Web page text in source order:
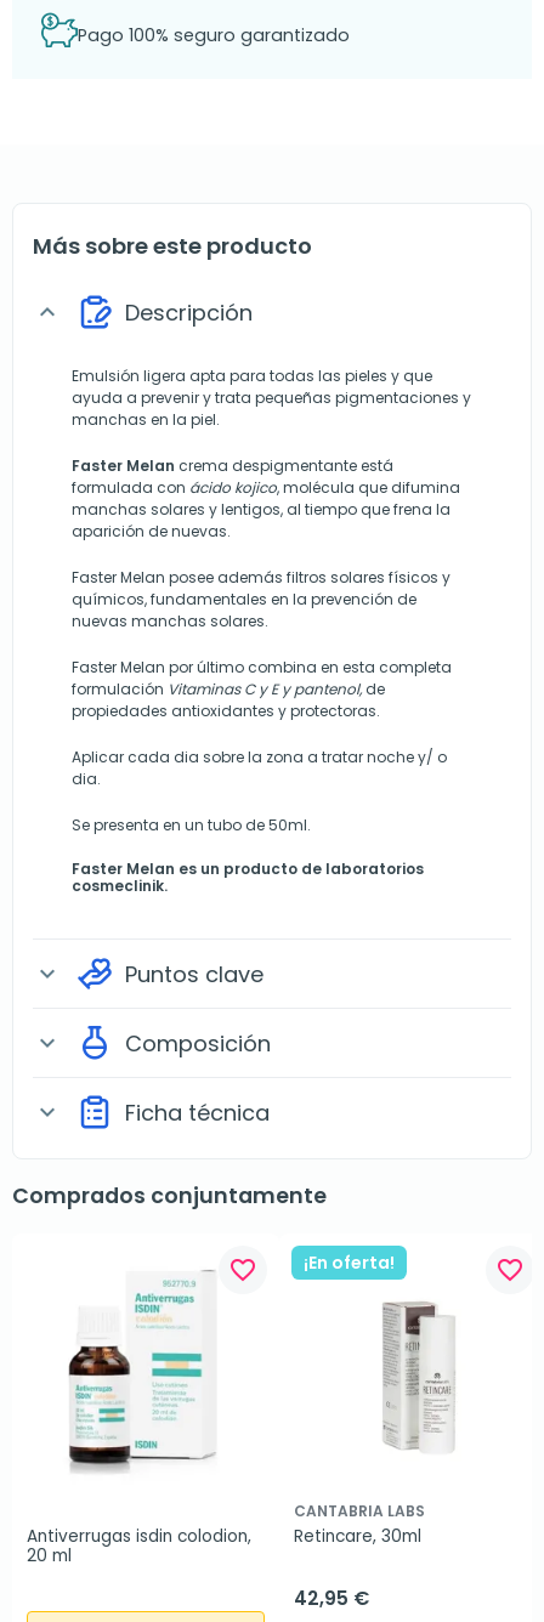
Pago 100% seguro garantizado
Más sobre este producto
expand_more Descripción
Emulsión ligera apta para todas las pieles y que
ayuda a prevenir y trata pequeñas pigmentaciones y
manchas en la piel.
Faster Melan crema despigmentante está
formulada con ácido kojico, molécula que difumina
manchas solares y lentigos, al tiempo que frena la
aparición de nuevas.
Faster Melan posee además filtros solares físicos y
químicos, fundamentales en la prevención de
nuevas manchas solares.
Faster Melan por último combina en esta completa
formulación Vitaminas C y E y pantenol,de
propiedades antioxidantes y protectoras.
Aplicar cada dia sobre la zona a tratar noche y/ o
dia.
Se presenta en un tubo de 50ml.
Faster Melan es un producto de laboratorios
cosmeclinik.
expand_more Puntos clave
expand_more Composición
expand_more Ficha técnica
Comprados conjuntamente
favorite_border
Antiverrugas isdin colodion,
20 ml
¡En oferta! favorite_border
CANTABRIA LABS
Retincare, 30ml
42,95 €